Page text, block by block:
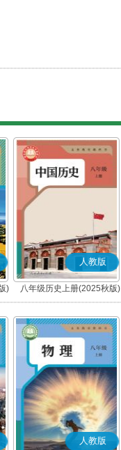
)
人教版
八年级历史上册(2025秋版)
(部编版)
人教版